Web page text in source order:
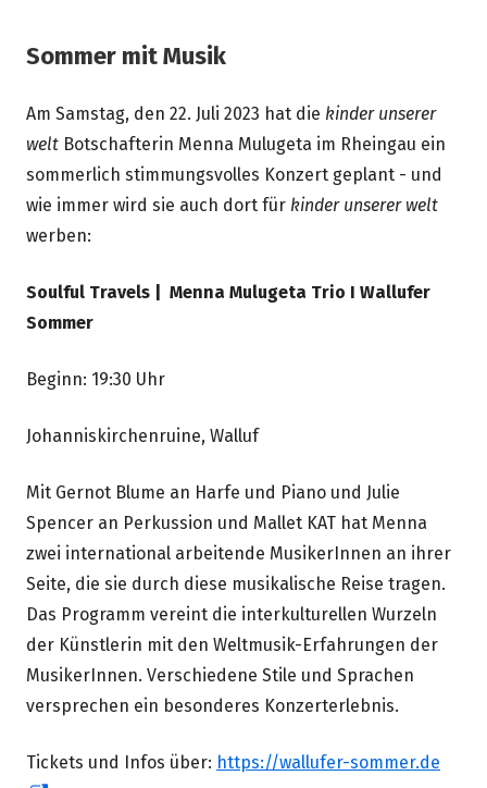
Sommer mit Musik
Am Samstag, den 22. Juli 2023 hat die kinder unserer
welt Botschafterin Menna Mulugeta im Rheingau ein
sommerlich stimmungsvolles Konzert geplant - und
wie immer wird sie auch dort für kinder unserer welt
werben:
Soulful Travels | Menna Mulugeta Trio I Wallufer
Sommer
Beginn: 19:30 Uhr
Johanniskirchenruine, Walluf
Mit Gernot Blume an Harfe und Piano und Julie
Spencer an Perkussion und Mallet KAT hat Menna
zwei international arbeitende MusikerInnen an ihrer
Seite, die sie durch diese musikalische Reise tragen.
Das Programm vereint die interkulturellen Wurzeln
der Künstlerin mit den Weltmusik-Erfahrungen der
MusikerInnen. Verschiedene Stile und Sprachen
versprechen ein besonderes Konzerterlebnis.
Tickets und Infos über: https://wallufer-sommer.de